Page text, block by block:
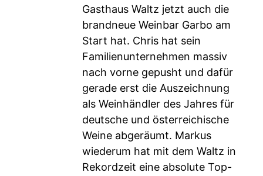
Gasthaus Waltz jetzt auch die
brandneue Weinbar Garbo am
Start hat. Chris hat sein
Familienunternehmen massiv
nach vorne gepusht und dafür
gerade erst die Auszeichnung
als Weinhändler des Jahres für
deutsche und österreichische
Weine abgeräumt. Markus
wiederum hat mit dem Waltz in
Rekordzeit eine absolute Top-